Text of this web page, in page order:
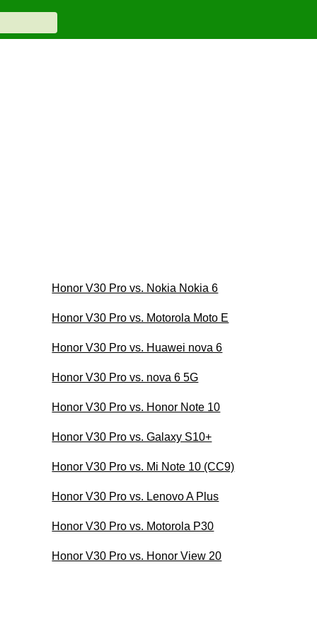
Honor V30 Pro vs. Nokia Nokia 6
Honor V30 Pro vs. Motorola Moto E
Honor V30 Pro vs. Huawei nova 6
Honor V30 Pro vs. nova 6 5G
Honor V30 Pro vs. Honor Note 10
Honor V30 Pro vs. Galaxy S10+
Honor V30 Pro vs. Mi Note 10 (CC9)
Honor V30 Pro vs. Lenovo A Plus
Honor V30 Pro vs. Motorola P30
Honor V30 Pro vs. Honor View 20